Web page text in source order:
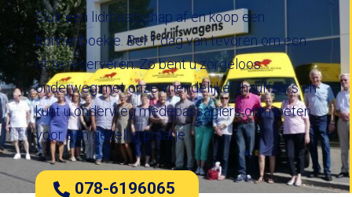
Sluit een lidmaatschap af en koop een
bonnenboekje. Bel 1 dag van tevoren om een
rit te reserveren. Zo bent u zorgeloos
onderweg met onze vriendelijke chauffeurs en
kunt u onderweg medepassagiers ontmoeten
voor een gezellig praatje.
078-6196065